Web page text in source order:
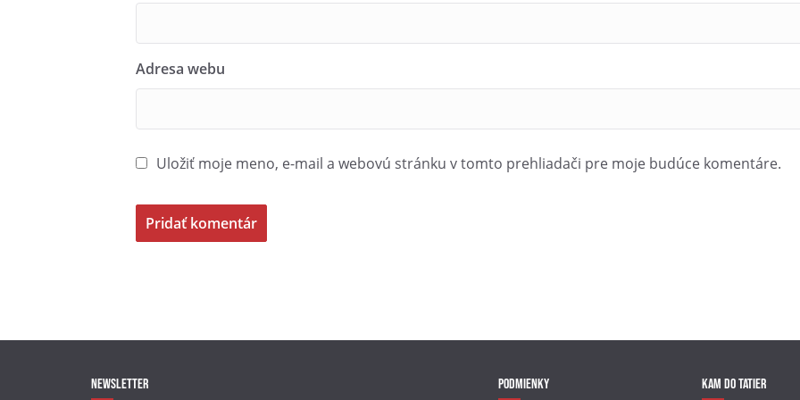
Adresa webu
Uložiť moje meno, e-mail a webovú stránku v tomto prehliadači pre moje budúce komentáre.
Newsletter Podmienky Kam do Tatier